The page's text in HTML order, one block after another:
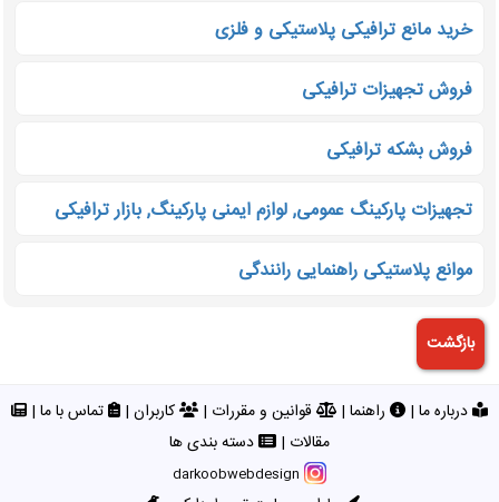
خرید مانع ترافیکی پلاستیکی و فلزی
فروش تجهیزات ترافیکی
فروش بشکه ترافیکی
تجهیزات پارکینگ عمومی, لوازم ایمنی پارکینگ, بازار ترافیکی
موانع پلاستیکی راهنمایی رانندگی
درباره ما | راهنما | قوانین و مقررات | کاربران | تماس با ما|
مقالات | دسته بندی ها
darkoobwebdesign